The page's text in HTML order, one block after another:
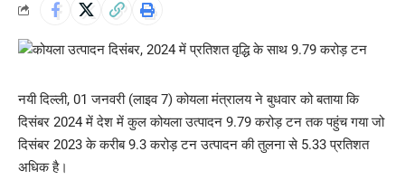
नयी दिल्ली, 01 जनवरी (लाइव 7) कोयला मंत्रालय ने बुधवार को बताया कि
दिसंबर 2024 में देश में कुल कोयला उत्पादन 9.79 करोड़ टन तक पहुंच गया जो
दिसंबर 2023 के करीब 9.3 करोड़ टन उत्पादन की तुलना से 5.33 प्रतिशत
अधिक है।